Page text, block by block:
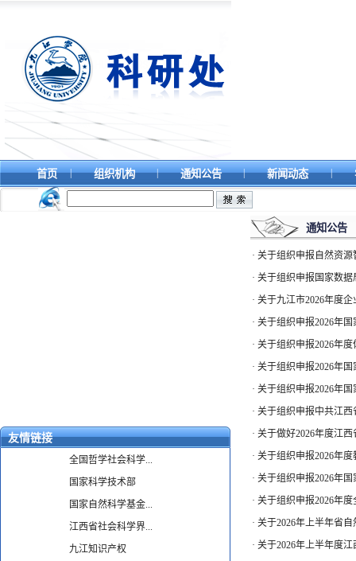
首页 | 组织机构 | 通知公告 | 新闻动态 |
友情链接
全国哲学社会科学...
国家科学技术部
国家自然科学基金...
江西省社会科学界...
九江知识产权
通知公告
· 关于组织申报自然资
· 关于组织申报国家数
· 关于九江市2026年度
· 关于组织申报2026年
· 关于组织申报2026年
· 关于组织申报2026年
· 关于组织申报2026年
· 关于组织申报中共江
· 关于做好2026年度江
· 关于组织申报2026年
· 关于组织申报2026年
· 关于组织申报2026年
· 关于2026年上半年省
· 关于2026年上半年度